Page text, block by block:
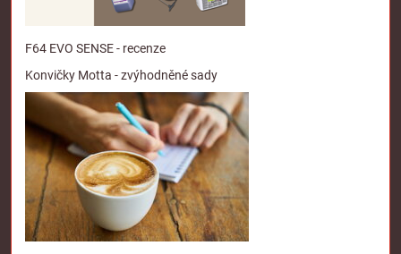
F64 EVO SENSE - recenze
Konvičky Motta - zvýhodněné sady